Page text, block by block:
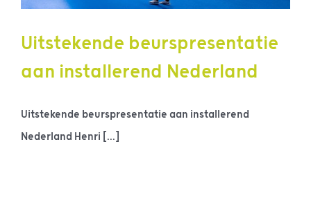
Uitstekende beurspresentatie
aan installerend Nederland
Uitstekende beurspresentatie aan installerend
Nederland Henri [...]